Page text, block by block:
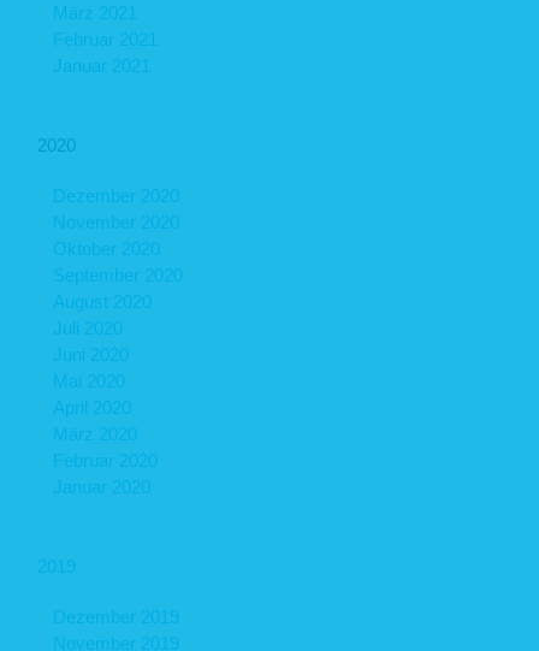
März 2021
Februar 2021
Januar 2021
2020
Dezember 2020
November 2020
Oktober 2020
September 2020
August 2020
Juli 2020
Juni 2020
Mai 2020
April 2020
März 2020
Februar 2020
Januar 2020
2019
Dezember 2019
November 2019